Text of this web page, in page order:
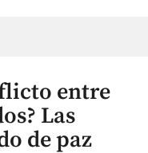
entre
Las
de paz